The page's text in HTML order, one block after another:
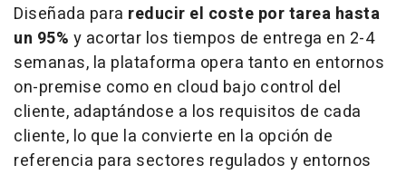
Diseñada para reducir el coste por tarea hasta
un 95% y acortar los tiempos de entrega en 2-4
semanas, la plataforma opera tanto en entornos
on-premise como en cloud bajo control del
cliente, adaptándose a los requisitos de cada
cliente, lo que la convierte en la opción de
referencia para sectores regulados y entornos